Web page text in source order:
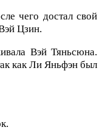
чего достал свой
Цзин.
Вэй Тяньсюна.
как Ли Яньфэн был